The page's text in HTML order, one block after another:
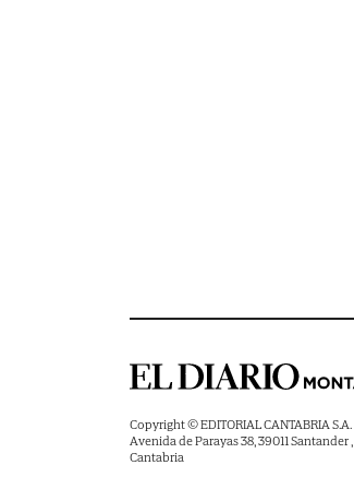
Copyright © EDITORIAL CANTABRIA S.A.
Avenida de Parayas 38, 39011 Santander ,
Cantabria